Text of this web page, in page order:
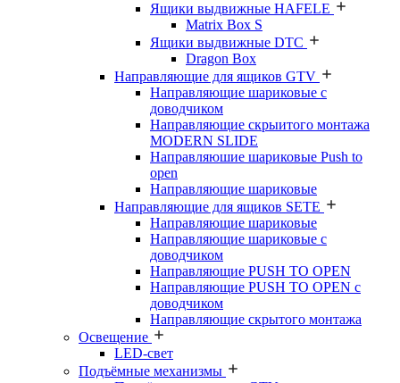
Ящики выдвижные HAFELE
Matrix Box S
Ящики выдвижные DTC
Dragon Box
Направляющие для ящиков GTV
Направляющие шариковые с
доводчиком
Направляющие скрыитого монтажа
MODERN SLIDE
Направляюшие шариковые Push to
open
Направляющие шариковые
Направляющие для ящиков SETE
Направляющие шариковые
Направляющие шариковые с
доводчиком
Направляющие PUSH TO OPEN
Направляющие PUSH TO OPEN с
доводчиком
Направляющие скрытого монтажа
Освещение
LED-свет
Подъёмные механизмы